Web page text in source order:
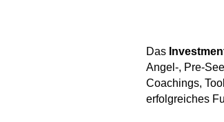
Das
Angel-, Pre-
Coachings,
erfolgreiches